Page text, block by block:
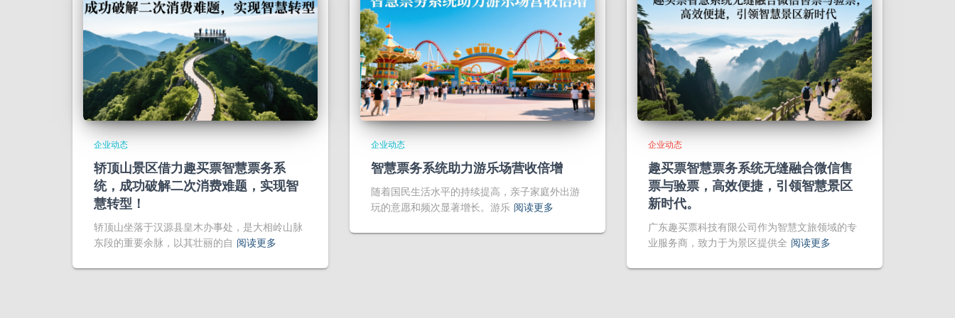
企业动态
轿顶山景区借力趣买票智慧票务系
统，成功破解二次消费难题，实现智
慧转型！
轿顶山坐落于汉源县皇木办事处，是大相岭山脉
东段的重要余脉，以其壮丽的自 阅读更多
企业动态
智慧票务系统助力游乐场营收倍增
随着国民生活水平的持续提高，亲子家庭外出游
玩的意愿和频次显著增长。游乐 阅读更多
企业动态
趣买票智慧票务系统无缝融合微信售
票与验票，高效便捷，引领智慧景区
新时代。
广东趣买票科技有限公司作为智慧文旅领域的专
业服务商，致力于为景区提供全 阅读更多